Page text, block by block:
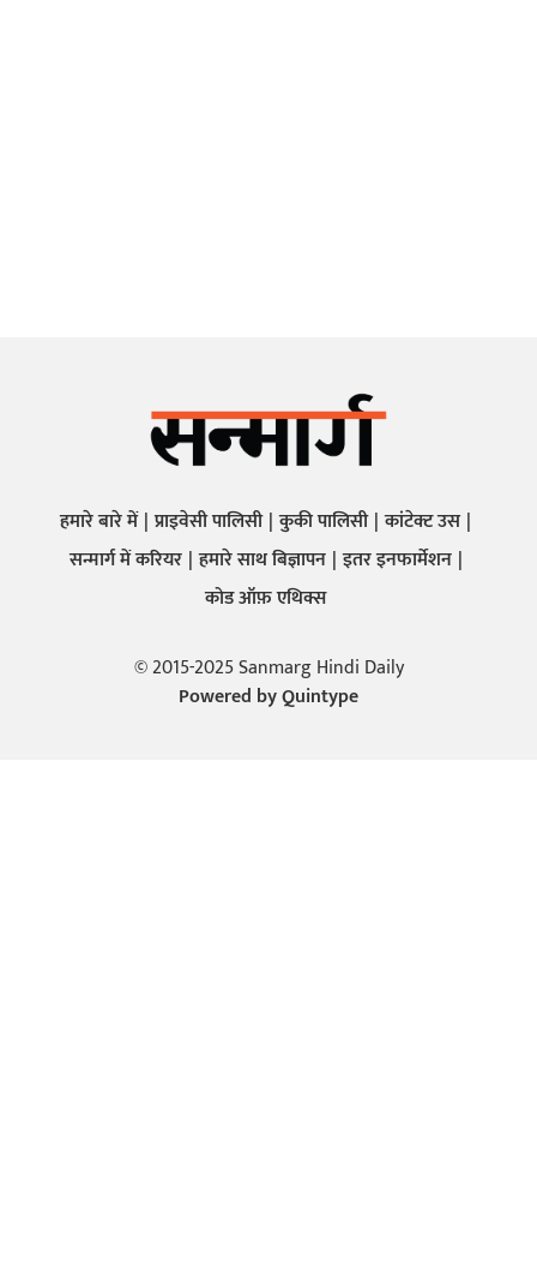
हमारे बारे में प्राइवेसी पालिसी कुकी पालिसी कांटेक्ट उस
सन्मार्ग में करियर हमारे साथ बिज्ञापन इतर इनफार्मेशन
कोड ऑफ़ एथिक्स
© 2015-2025 Sanmarg Hindi Daily
Powered byQuintype